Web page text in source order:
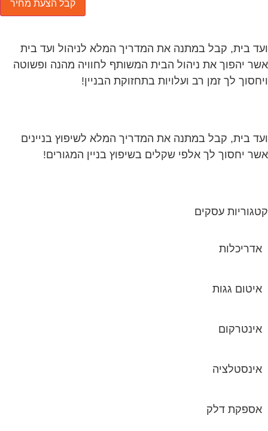
בית, קבל במתנה את המדריך המלא לניהול ועד בית
יהפוך את ניהול הבית המשותף לחוויה מהנה ופשוטה
לך זמן רב ועלויות בתחזוקת הבניין!
בית, קבל במתנה את המדריך המלא לשיפוץ בניינים
יחסוך לך אלפי שקלים בשיפוץ בניין המגורים!
עסקים
אדריכלות
איטום גגות
אינטרקום
אינסטלציה
אספקת דלק